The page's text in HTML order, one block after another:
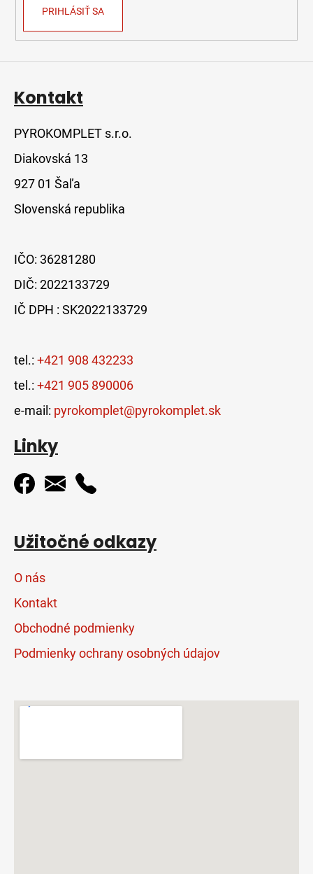
PRIHLÁSIŤ SA
Kontakt
PYROKOMPLET s.r.o.
Diakovská 13
927 01 Šaľa
Slovenská republika
IČO: 36281280
DIČ: 2022133729
IČ DPH : SK2022133729
tel.: +421 908 432233
tel.: +421 905 890006
e-mail: pyrokomplet@pyrokomplet.sk
Linky
Užitočné odkazy
O nás
Kontakt
Obchodné podmienky
Podmienky ochrany osobných údajov